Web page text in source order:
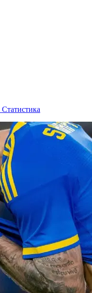
Статистика